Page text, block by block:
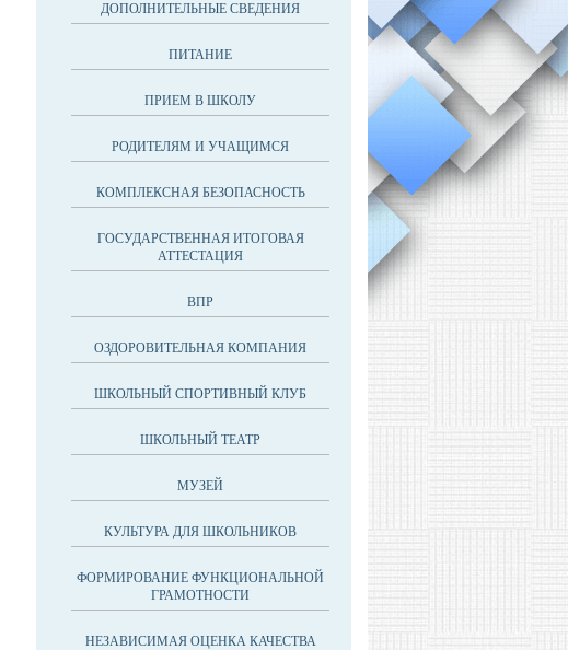
ДОПОЛНИТЕЛЬНЫЕ СВЕДЕНИЯ
ПИТАНИЕ
ПРИЕМ В ШКОЛУ
РОДИТЕЛЯМ И УЧАЩИМСЯ
КОМПЛЕКСНАЯ БЕЗОПАСНОСТЬ
ГОСУДАРСТВЕННАЯ ИТОГОВАЯ
АТТЕСТАЦИЯ
ВПР
ОЗДОРОВИТЕЛЬНАЯ КОМПАНИЯ
ШКОЛЬНЫЙ СПОРТИВНЫЙ КЛУБ
ШКОЛЬНЫЙ ТЕАТР
МУЗЕЙ
КУЛЬТУРА ДЛЯ ШКОЛЬНИКОВ
ФОРМИРОВАНИЕ ФУНКЦИОНАЛЬНОЙ
ГРАМОТНОСТИ
НЕЗАВИСИМАЯ ОЦЕНКА КАЧЕСТВА